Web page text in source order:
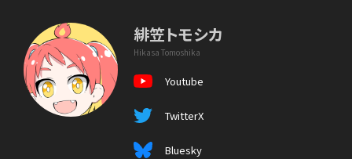
緋笠トモシカ
Hikasa Tomoshika
Youtube
TwitterX
Bluesky